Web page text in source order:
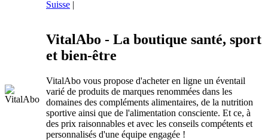
Suisse |
VitalAbo - La boutique santé, sport
et bien-être
VitalAbo vous propose d'acheter en ligne un éventail
varié de produits de marques renommées dans les
domaines des compléments alimentaires, de la nutrition
sportive ainsi que de l'alimentation consciente. Et ce, à
des prix raisonnables et avec les conseils compétents et
personnalisés d'une équipe engagée !